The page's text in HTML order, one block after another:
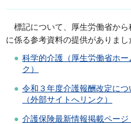
標記について、厚生労働省から
に係る参考資料の提供がありまし
科学的介護（厚生労働省ホ
ク）
令和３年度介護報酬改定につ
（外部サイトへリンク）
介護保険最新情報掲載ペー